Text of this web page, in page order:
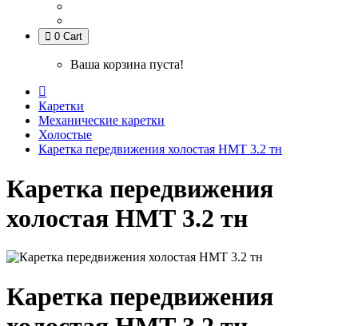
0 Cart
Ваша корзина пуста!
Каретки
Механические каретки
Холостые
Каретка передвижения холостая НМТ 3.2 тн
Каретка передвижения
холостая НМТ 3.2 тн
Каретка передвижения